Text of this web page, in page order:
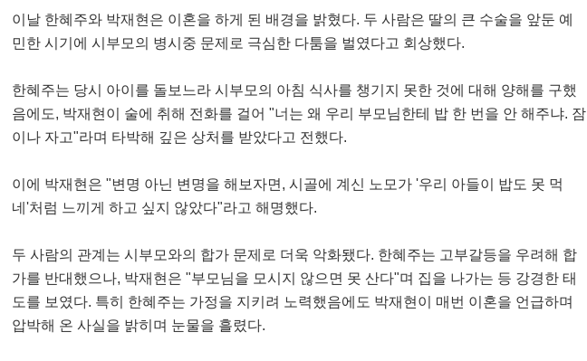
이날 한혜주와 박재현은 이혼을 하게 된 배경을 밝혔다. 두 사람은 딸의 큰 수술을 앞둔 예
민한 시기에 시부모의 병시중 문제로 극심한 다툼을 벌였다고 회상했다.
한혜주는 당시 아이를 돌보느라 시부모의 아침 식사를 챙기지 못한 것에 대해 양해를 구했
음에도, 박재현이 술에 취해 전화를 걸어 "너는 왜 우리 부모님한테 밥 한 번을 안 해주냐. 잠
이나 자고"라며 타박해 깊은 상처를 받았다고 전했다.
이에 박재현은 "변명 아닌 변명을 해보자면, 시골에 계신 노모가 '우리 아들이 밥도 못 먹
네'처럼 느끼게 하고 싶지 않았다"라고 해명했다.
두 사람의 관계는 시부모와의 합가 문제로 더욱 악화됐다. 한혜주는 고부갈등을 우려해 합
가를 반대했으나, 박재현은 "부모님을 모시지 않으면 못 산다"며 집을 나가는 등 강경한 태
도를 보였다. 특히 한혜주는 가정을 지키려 노력했음에도 박재현이 매번 이혼을 언급하며
압박해 온 사실을 밝히며 눈물을 흘렸다.